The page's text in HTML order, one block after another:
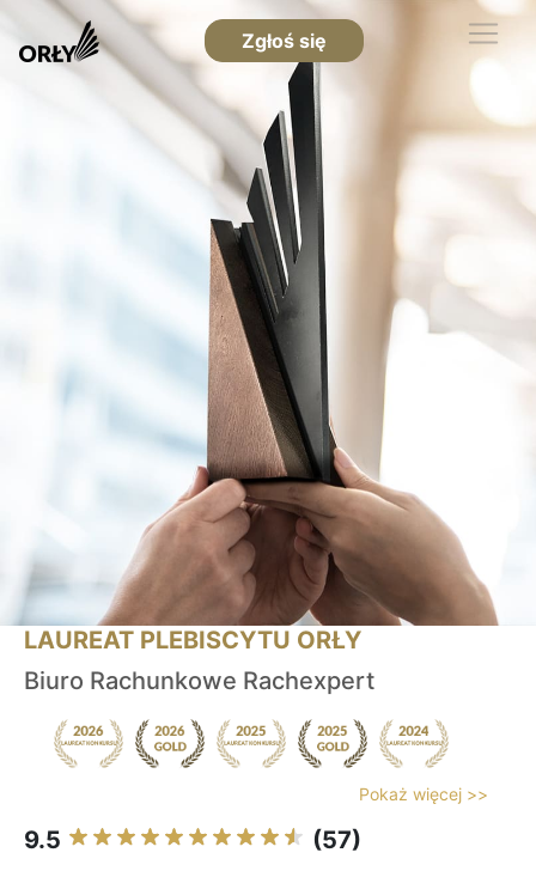
Zgłoś się
LAUREAT PLEBISCYTU ORŁY
Biuro Rachunkowe Rachexpert
Pokaż więcej >>
9.5 (57)